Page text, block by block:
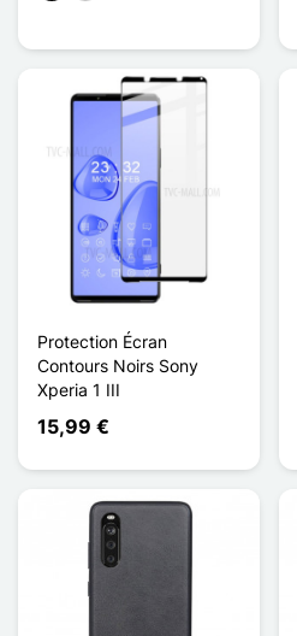
Protection Écran
Contours Noirs Sony
Xperia 1 III
15,99 €